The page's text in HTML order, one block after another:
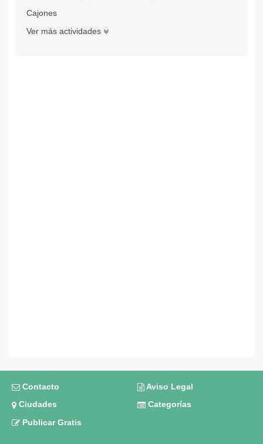
Cajones
Ver más actividades
Contacto
Aviso Legal
Ciudades
Categorías
Publicar Gratis